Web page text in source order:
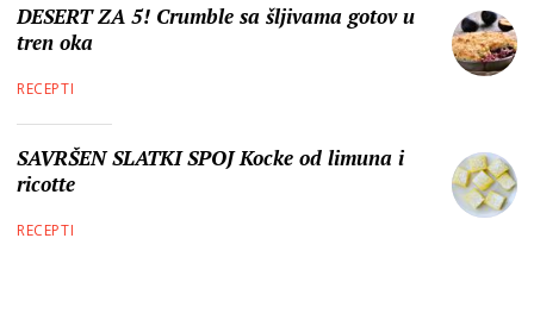
DESERT ZA 5! Crumble sa šljivama gotov u
tren oka
RECEPTI
SAVRŠEN SLATKI SPOJ Kocke od limuna i
ricotte
RECEPTI